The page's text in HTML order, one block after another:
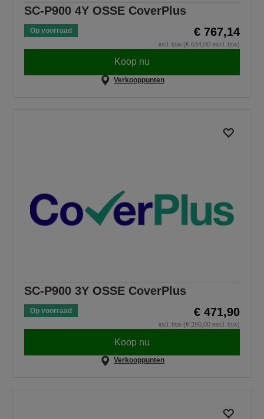
SC-P900 4Y OSSE CoverPlus
Op voorraad € 767,14
incl. btw (€ 634,00 excl. btw)
Koop nu
Verkooppunten
SC-P900 3Y OSSE CoverPlus
Op voorraad € 471,90
incl. btw (€ 390,00 excl. btw)
Koop nu
Verkooppunten